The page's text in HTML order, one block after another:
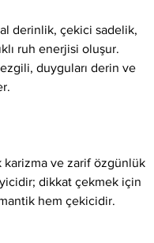
derinlik, çekici sadelik,
ruh enerjisi oluşur.
duyguları derin ve
karizma ve zarif özgünlük
dikkat çekmek için
hem çekicidir.